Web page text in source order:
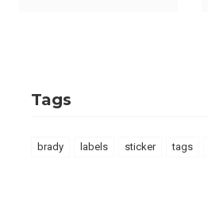
Tags
brady labels sticker tags